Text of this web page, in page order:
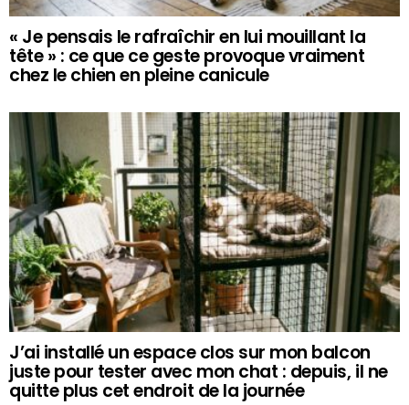
« Je pensais le rafraîchir en lui mouillant la
tête » : ce que ce geste provoque vraiment
chez le chien en pleine canicule
J’ai installé un espace clos sur mon balcon
juste pour tester avec mon chat : depuis, il ne
quitte plus cet endroit de la journée